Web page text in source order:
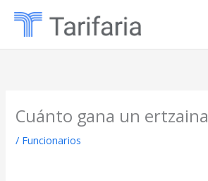
Cuánto gana un ertzaina
/ Funcionarios